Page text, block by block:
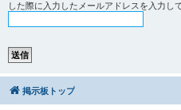
した際に入力したメールアドレスを入力し
掲示板トップ